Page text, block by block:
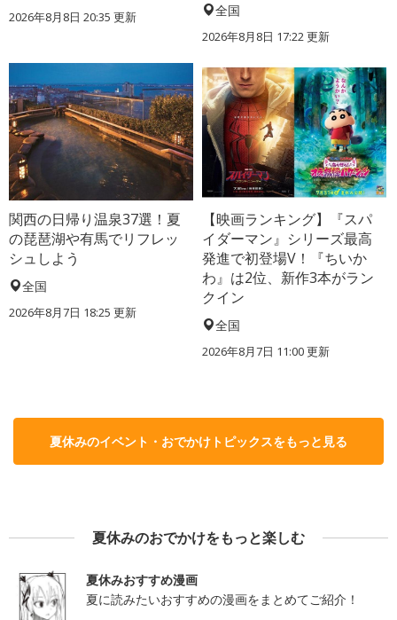
2026年8月8日 20:35 更新 全国
2026年8月8日 17:22更新
関西の日帰り温泉37選！夏
の琵琶湖や有馬でリフレッ
シュしよう
全国
2026年8月7日 18:25 更新
【映画ランキング】『スパ
イダーマン』シリーズ最高
発進で初登場V！『ちいか
わ』は2位、新作3本がラン
クイン
全国
2026年8月7日 11:00更新
夏休みのイベント・おでかけトピックスをもっと見る
夏休みのおでかけをもっと楽しむ
夏休みおすすめ漫画
夏に読みたいおすすめの漫画をまとめてご紹介！